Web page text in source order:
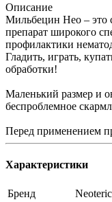
Описание
Мильбецин Нео – это
препарат широкого
профилактики
Гладить, играть,
обработки!
Маленький размер и
беспроблемное
Перед применением
Характеристики
Бренд